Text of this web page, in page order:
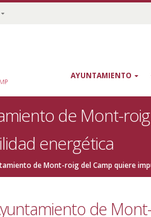
AYUNTAMIENTO
de Mont-
energética
de Mont-roig del Camp quiere
de